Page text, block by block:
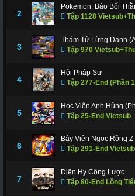
2
Pokemon: Bảo Bối
Tập 1128
3
Thám Tử Lừng Danh
Tập 970
4
Hội Pháp Sư
Tập 277-End (Phần
5
Học Viện Anh Hùng
Tập 25-End Vietsub
6
Bảy Viên Ngọc Rồng Z
Tập 291-End Vietsub
7
Diên Hy Công Lược
Tập 80-End Lồng